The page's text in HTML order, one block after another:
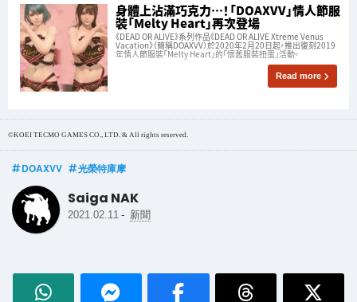
身體上沾滿巧克力…！「DOAXVV」情人節服
裝「Melty Heart」再次登場
《DEAD OR ALIVE》系列作品《DEAD OR ALIVE Xtreme Venus
Vacation》（簡稱DOAXVV）於2020年2月20日起，推出復刻2019
年情人節服裝「Melty Heart」的「懷舊服裝扭蛋」活動。
Read more
©KOEI TECMO GAMES CO., LTD. & All rights reserved.
DOAXVV 光榮特庫摩
Saiga NAK
2021.02.11 - 新聞